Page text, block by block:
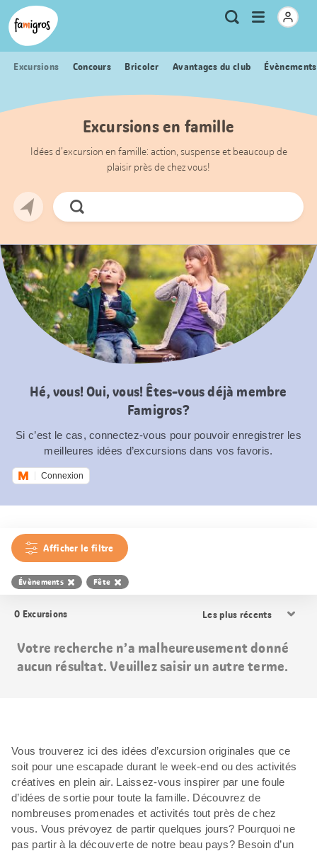
Signets
de
navigation
Header
Logo Métanavigation
RechercheOuvrir
Excursions Concours Bricoler Avantages du club
Excursions en famille
Idées d’excursion en famille: action, suspense et beaucoup de
plaisir près de chez vous!
Chercher
Hé, vous! Oui, vous! Êtes-vous déjà membre
Famigros?
Si c’est le cas, connectez-vous pour pouvoir enregistrer les
meilleures idées d’excursions dans vos favoris.
Connexion
Afficher le filtre
Évènements Fête
0 Excursions
les
Votre recherche n’a malheureusement donné
aucun résultat. Veuillez saisir un autre terme.
Vous trouverez ici des idées d’excursion originales que ce
soit pour une escapade durant le week-end ou des activités
créatives en plein air. Laissez-vous inspirer par une foule
d’idées de sortie pour toute la famille. Découvrez de
nombreuses promenades et activités tout près de chez
vous. Vous prévoyez de partir quelques jours? Pourquoi ne
pas partir à la découverte de notre beau pays? Besoin d’un